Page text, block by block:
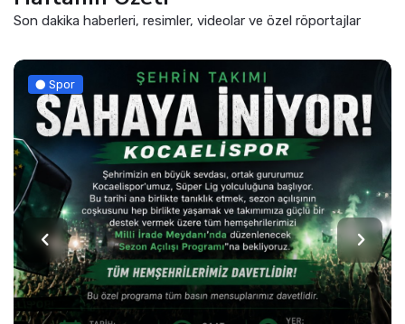
Son dakika haberleri, resimler, videolar ve özel röportajlar
Sağlık